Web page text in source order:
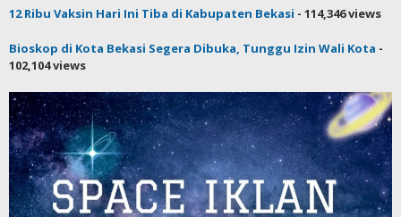
12 Ribu Vaksin Hari Ini Tiba di Kabupaten Bekasi - 114,346 views
Bioskop di Kota Bekasi Segera Dibuka, Tunggu Izin Wali Kota -
102,104 views